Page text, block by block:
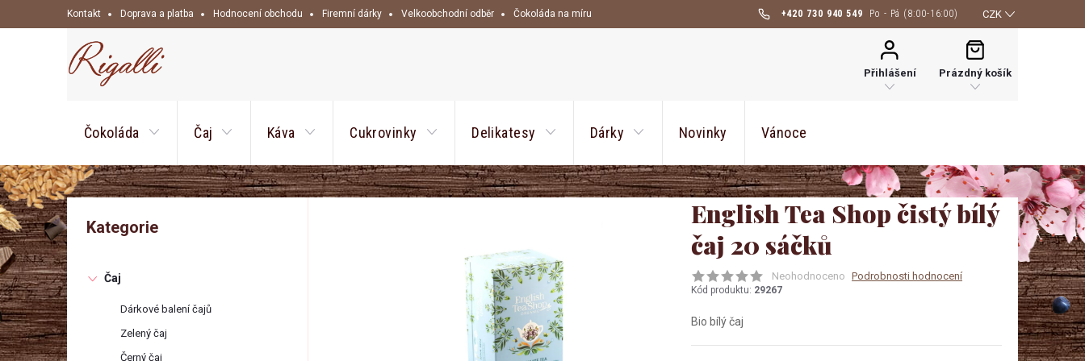
na
+420 730 940 549
Kontakt Doprava a platba Hodnocení obchodu Firemní dárky Velkoobchodní odběr Čokoláda na míru CZK
Přihlášení
NÁKUPNÍ
KOŠÍK
Prázdný košík
Čokoláda Čaj Káva Cukrovinky Delikatesy Dárky Novinky Vánoce
P
o
s
t
Přeskočit
kategorie
Kategorie
Čaj
Dárkové balení čajů
Zelený čaj
Černý čaj
English Tea Shop čistý bílý
čaj 20 sáčků
Neohodnoceno Podrobnosti hodnocení
Kód produktu: 29267
Bio bílý čaj